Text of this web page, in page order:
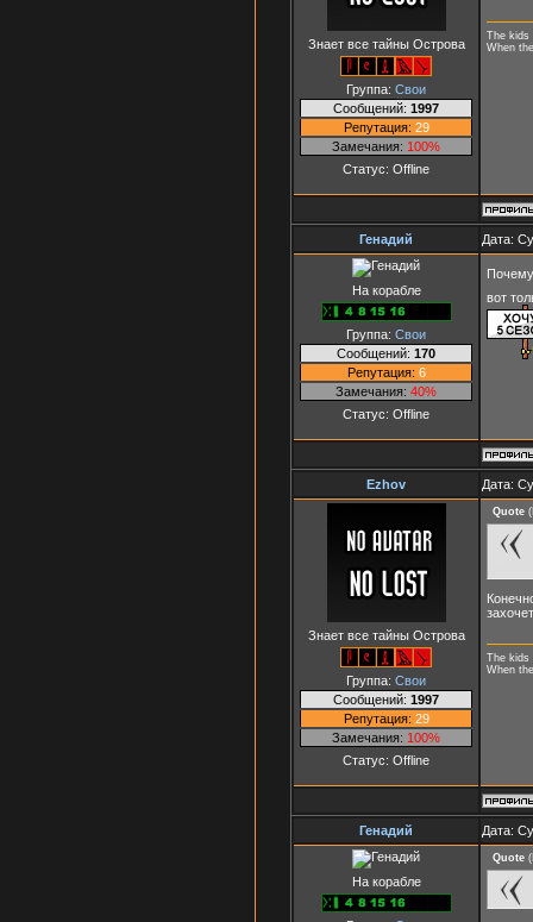
Знает все тайны Острова
Группа: Свои
Сообщений: 1997
Репутация: 29
Замечания: 100%
Статус: Offline
The kids
When
Генадий Дата:
На корабле
Группа: Свои
Сообщений: 170
Репутация: 6
Замечания: 40%
Статус: Offline
вот
Ezhov Дата:
Знает все тайны Острова
Группа: Свои
Сообщений: 1997
Репутация: 29
Замечания: 100%
Статус: Offline
Quote (
The kids
When
Генадий Дата:
На корабле
Quote (